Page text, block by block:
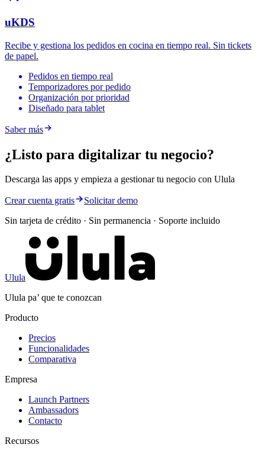
uKDS
Recibe y gestiona los pedidos en cocina en tiempo real. Sin tickets
de papel.
Pedidos en tiempo real
Temporizadores por pedido
Organización por prioridad
Diseñado para tablet
Saber más
¿Listo para digitalizar tu negocio?
Descarga las apps y empieza a gestionar tu negocio con Ulula
Crear cuenta gratis
Solicitar demo
Sin tarjeta de crédito · Sin permanencia · Soporte incluido
Ulula
Ulula pa’ que te conozcan
Producto
Precios
Funcionalidades
Comparativa
Empresa
Launch Partners
Ambassadors
Contacto
Recursos